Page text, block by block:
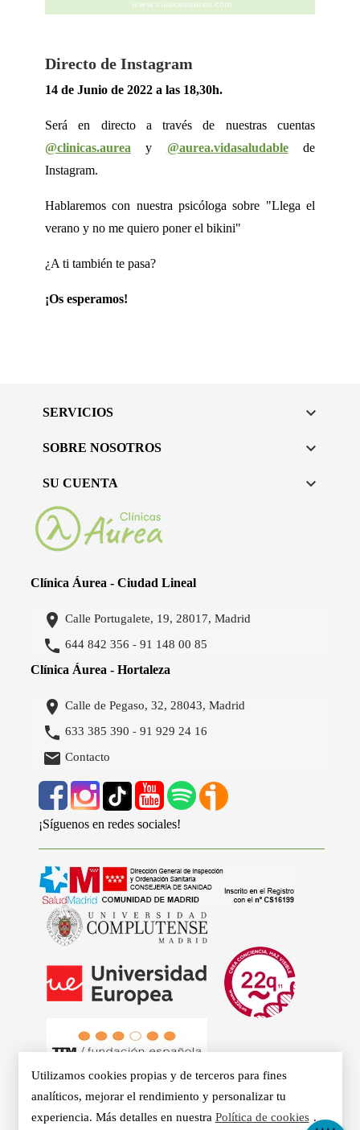
Directo de Instagram
14 de Junio de 2022 a las 18,30h.
Será en directo a través de nuestras cuentas
@clinicas.aurea y @aurea.vidasaludable
de
Instagram.
Hablaremos con nuestra psicóloga sobre "Llega el
verano y no me quiero poner el bikini"
¿A ti también te pasa?
¡Os esperamos!
SERVICIOS 
SOBRE NOSOTROS 
SU CUENTA 
Clínica Áurea - Ciudad Lineal
 Calle Portugalete, 19, 28017, Madrid
 644 842 356 -91 148 00 85
Clínica Áurea - Hortaleza
 Calle de Pegaso, 32, 28043, Madrid
 633 385 390 -91 929 24 16
 Contacto
¡Síguenos en redes sociales!
Utilizamos cookies propias y de terceros para fines
analíticos, mejorar el rendimiento y personalizar tu
experiencia. Más detalles en nuestra Política de cookies .